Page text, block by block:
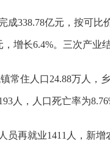
成338.78亿元，按可
增长6.4%。三次产业
常住人口24.88万人，
人，人口死亡率为
员再就业1411人，新